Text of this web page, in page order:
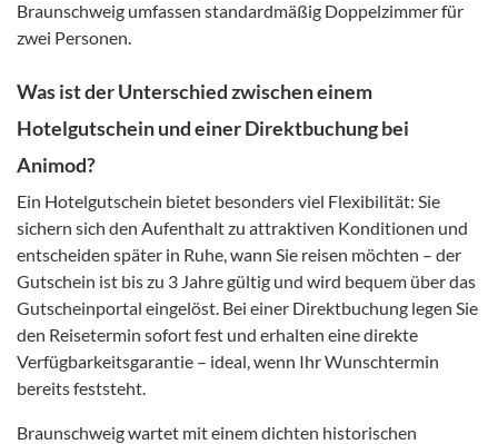
Braunschweig umfassen standardmäßig Doppelzimmer für
zwei Personen.
Was ist der Unterschied zwischen einem
Hotelgutschein und einer Direktbuchung bei
Animod?
Ein Hotelgutschein bietet besonders viel Flexibilität: Sie
sichern sich den Aufenthalt zu attraktiven Konditionen und
entscheiden später in Ruhe, wann Sie reisen möchten – der
Gutschein ist bis zu 3 Jahre gültig und wird bequem über das
Gutscheinportal eingelöst. Bei einer Direktbuchung legen Sie
den Reisetermin sofort fest und erhalten eine direkte
Verfügbarkeitsgarantie – ideal, wenn Ihr Wunschtermin
bereits feststeht.
Braunschweig wartet mit einem dichten historischen